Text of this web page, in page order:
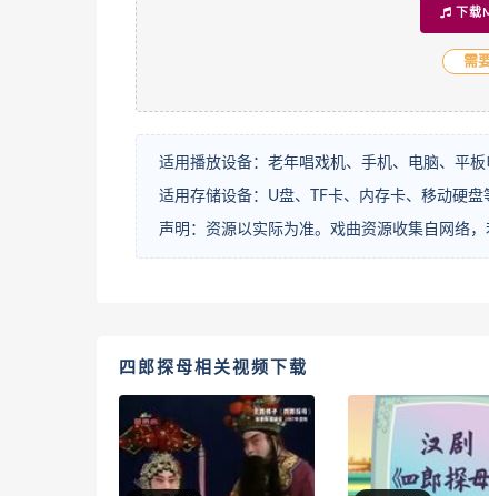
下载
需
适用播放设备：老年唱戏机、手机、电脑、平板
适用存储设备：U盘、TF卡、内存卡、移动硬盘
声明：资源以实际为准。戏曲资源收集自网络
四郎探母相关视频下载